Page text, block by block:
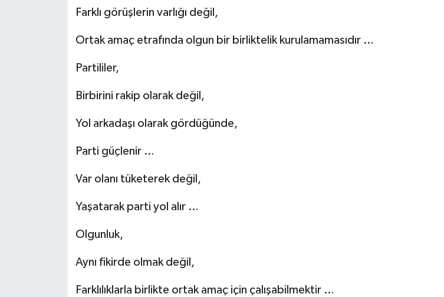
Farklı görüşlerin varlığı değil,
Ortak amaç etrafında olgun bir birliktelik kurulamamasıdır …
Partililer,
Birbirini rakip olarak değil,
Yol arkadaşı olarak gördüğünde,
Parti güçlenir …
Var olanı tüketerek değil,
Yaşatarak parti yol alır …
Olgunluk,
Aynı fikirde olmak değil,
Farklılıklarla birlikte ortak amaç için çalışabilmektir …